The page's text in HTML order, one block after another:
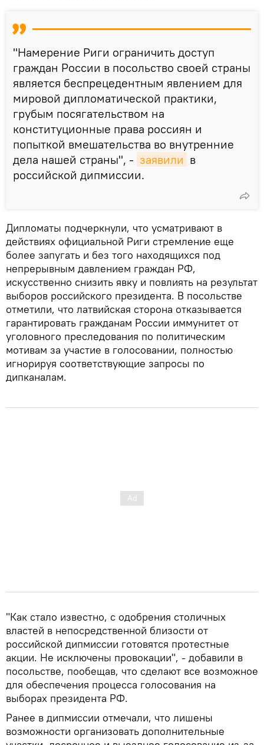
"Намерение Риги ограничить доступ
граждан России в посольство своей страны
является беспрецедентным явлением для
мировой дипломатической практики,
грубым посягательством на
конституционные права россиян и
попыткой вмешательства во внутренние
дела нашей страны", - заявили в
российской дипмиссии.
Дипломаты подчеркнули, что усматривают в
действиях официальной Риги стремление еще
более запугать и без того находящихся под
непрерывным давлением граждан РФ,
искусственно снизить явку и повлиять на результат
выборов российского президента. В посольстве
отметили, что латвийская сторона отказывается
гарантировать гражданам России иммунитет от
уголовного преследования по политическим
мотивам за участие в голосовании, полностью
игнорируя соответствующие запросы по
дипканалам.
"Как стало известно, с одобрения столичных
властей в непосредственной близости от
российской дипмиссии готовятся протестные
акции. Не исключены провокации", - добавили в
посольстве, пообещав, что сделают все возможное
для обеспечения процесса голосования на
выборах президента РФ.
Ранее в дипмиссии отмечали, что лишены
возможности организовать дополнительные